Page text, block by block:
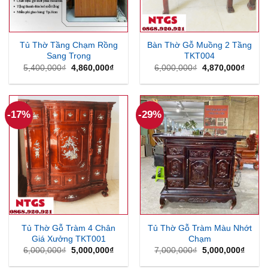
Tủ Thờ Tầng Chạm Rồng
Sang Trọng
5,400,000₫ Giá
là:
4,860,000₫Giá
tại
4,860,000₫.
Bàn Thờ Gỗ Muồng 2 Tầng
TKT004
6,000,000₫ Giá
là:
4,870,000₫Giá
tại
-17%
Tủ Thờ Gỗ Tràm 4 Chân
Giá Xưởng TKT001
6,000,000₫ Giá
5,000,000₫Giá
-29%
Tủ Thờ Gỗ Tràm Màu Nhớt
Chạm
7,000,000₫ Giá
5,000,000₫Giá